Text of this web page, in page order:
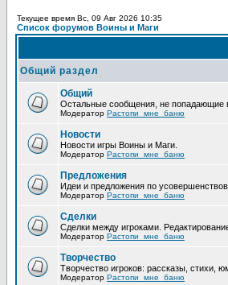
Текущее время Вс, 09 Авг 2026 10:35
Список форумов Воины и Маги
Общий раздел
Общий
Остальные сообщения, не попадающие
Модератор Растопи_мне_баню
Новости
Новости игры Воины и Маги.
Модератор Растопи_мне_баню
Предложения
Идеи и предложения по
Модератор Растопи_мне_баню
Сделки
Сделки между игроками.
Модератор Растопи_мне_баню
Творчество
Творчество игроков: рассказы, стихи,
Модератор Растопи_мне_баню